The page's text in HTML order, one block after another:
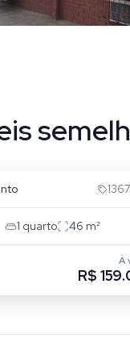
1 quarto 46 m²
À
R$